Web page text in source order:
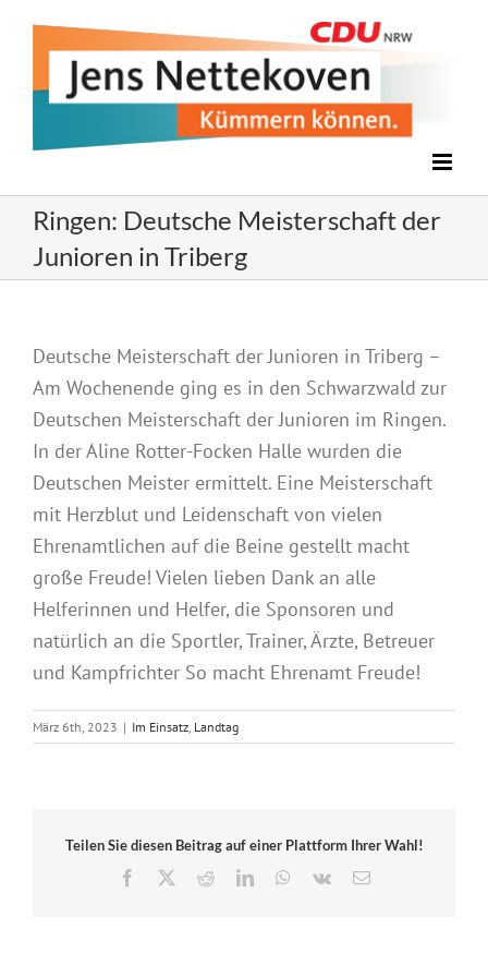
Ringen: Deutsche Meisterschaft der
Junioren in Triberg
Deutsche Meisterschaft der Junioren in Triberg –
Am Wochenende ging es in den Schwarzwald zur
Deutschen Meisterschaft der Junioren im Ringen.
In der Aline Rotter-Focken Halle wurden die
Deutschen Meister ermittelt. Eine Meisterschaft
mit Herzblut und Leidenschaft von vielen
Ehrenamtlichen auf die Beine gestellt macht
große Freude! Vielen lieben Dank an alle
Helferinnen und Helfer, die Sponsoren und
natürlich an die Sportler, Trainer, Ärzte, Betreuer
und Kampfrichter So macht Ehrenamt Freude!
März 6th, 2023 | Im Einsatz, Landtag
Teilen Sie diesen Beitrag auf einer Plattform Ihrer Wahl!
Facebook
RedditLinkedInWhatsApp
Vk
E-